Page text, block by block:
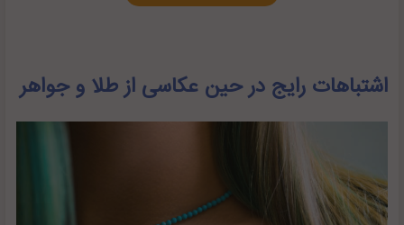
اشتباهات رایج در حین عکاسی از طلا و جواهر